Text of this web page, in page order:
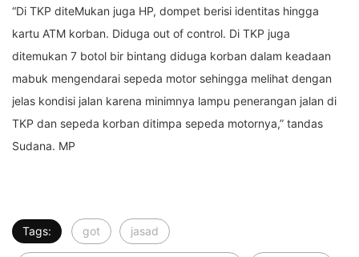
“Di TKP diteMukan juga HP, dompet berisi identitas hingga
kartu ATM korban. Diduga out of control. Di TKP juga
ditemukan 7 botol bir bintang diduga korban dalam keadaan
mabuk mengendarai sepeda motor sehingga melihat dengan
jelas kondisi jalan karena minimnya lampu penerangan jalan di
TKP dan sepeda korban ditimpa sepeda motornya,” tandas
Sudana. MP
Tags: got jasad